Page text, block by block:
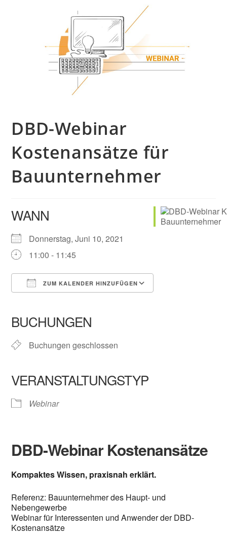
DBD-Webinar
Kostenansätze für
Bauunternehmer
WANN
Donnerstag, Juni 10, 2021
11:00 - 11:45
ZUM KALENDER HINZUFÜGEN
BUCHUNGEN
Buchungen geschlossen
VERANSTALTUNGSTYP
Webinar
DBD-Webinar Kostenansätze
Kompaktes Wissen, praxisnah erklärt.
Referenz: Bauunternehmer des Haupt- und
Nebengewerbe
Webinar für Interessenten und Anwender der DBD-
Kostenansätze